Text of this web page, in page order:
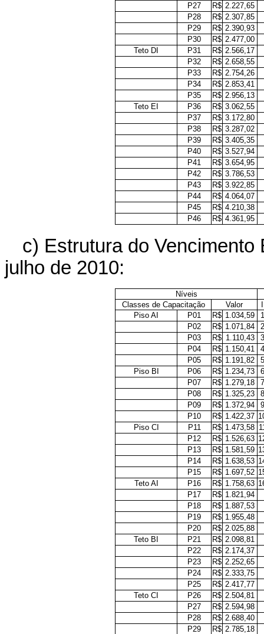
P27
R$ 2.227,65
P28
R$ 2.307,85
P29
R$ 2.390,93
P30
R$ 2.477,00
Teto DI
P31 R$ 2.566,17
P32
R$ 2.658,55
P33
R$ 2.754,26
P34
R$ 2.853,41
P35
R$ 2.956,13
Teto EI
P36 R$ 3.062,55
P37
R$ 3.172,80
P38
R$ 3.287,02
P39
R$ 3.405,35
P40
R$ 3.527,94
P41
R$ 3.654,95
P42
R$ 3.786,53
P43
R$ 3.922,85
P44
R$ 4.064,07
P45
R$ 4.210,38
P46
R$ 4.361,95
c) Estrutura do
julho de 2010:
Níveis
Classes de Capacitação
Valor
Piso AI
P01 R$ 1.034,59
1
P02
R$ 1.071,84
2
P03
R$ 1.110,43
3
P04
R$ 1.150,41
4
P05
R$ 1.191,82
5
Piso BI
P06 R$ 1.234,73
6
P07
R$ 1.279,18
7
P08
R$ 1.325,23
8
P09
R$ 1.372,94
9
P10
R$ 1.422,37
Piso CI
P11 R$ 1.473,58
P12
R$ 1.526,63
P13
R$ 1.581,59
P14
R$ 1.638,53
P15
R$ 1.697,52
Teto AI
P16 R$ 1.758,63
P17
R$ 1.821,94
P18
R$ 1.887,53
P19
R$ 1.955,48
P20
R$ 2.025,88
Teto BI
P21 R$ 2.098,81
P22
R$ 2.174,37
P23
R$ 2.252,65
P24
R$ 2.333,75
P25
R$ 2.417,77
Teto CI
P26 R$ 2.504,81
P27
R$ 2.594,98
P28
R$ 2.688,40
P29
R$ 2.785,18